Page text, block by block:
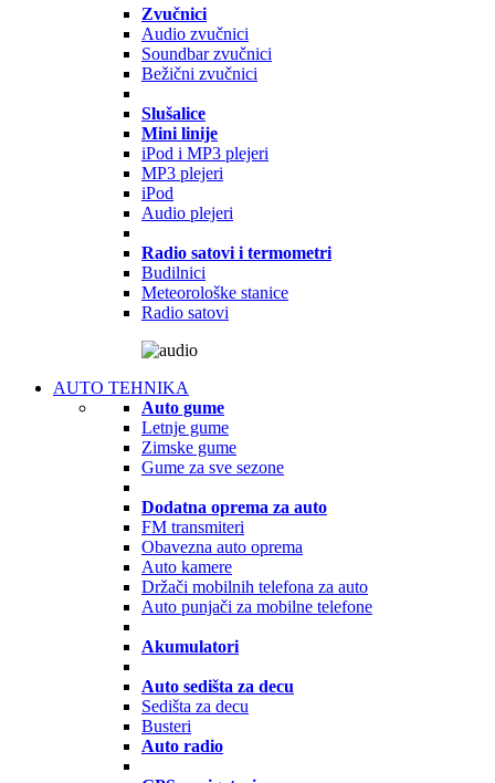
Zvučnici
Audio zvučnici
Soundbar zvučnici
Bežični zvučnici
Slušalice
Mini linije
iPod i MP3 plejeri
MP3 plejeri
iPod
Audio plejeri
Radio satovi i termometri
Budilnici
Meteorološke stanice
Radio satovi
AUTO TEHNIKA
Auto gume
Letnje gume
Zimske gume
Gume za sve sezone
Dodatna oprema za auto
FM transmiteri
Obavezna auto oprema
Auto kamere
Držači mobilnih telefona za auto
Auto punjači za mobilne telefone
Akumulatori
Auto sedišta za decu
Sedišta za decu
Busteri
Auto radio